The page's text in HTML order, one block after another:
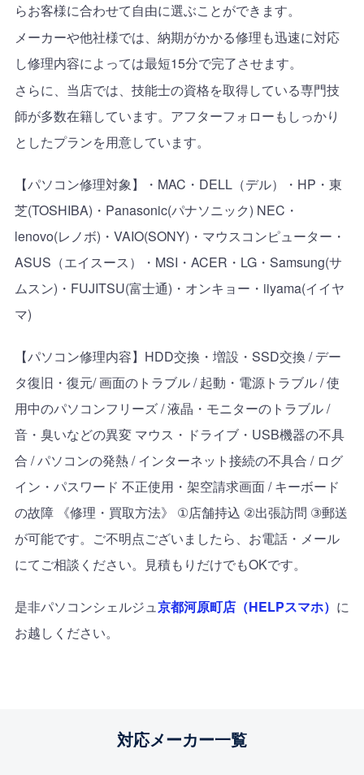
らお客様に合わせて自由に選ぶことができます。
メーカーや他社様では、納期がかかる修理も迅速に対応
し修理内容によっては最短15分で完了させます。
さらに、当店では、技能士の資格を取得している専門技
師が多数在籍しています。アフターフォローもしっかり
としたプランを用意しています。
【パソコン修理対象】・ MAC ・ DELL（デル）・ HP ・東
芝(TOSHIBA) ・ Panasonic(パナソニック) NEC ・
lenovo(レノボ) ・ VAIO(SONY) ・マウスコンピューター・
ASUS （エイスース）・ MSI ・ ACER ・ LG・ Samsung(サ
ムスン) ・ FUJITSU(富士通) ・オンキョー・ iiyama(イイヤ
マ)
【パソコン修理内容】 HDD交換・増設・ SSD交換 /デー
タ復旧・復元/画面のトラブル/起動・電源トラブル/使
用中のパソコンフリーズ/液晶・モニターのトラブル/
音・臭いなどの異変 マウス・ドライブ・ USB機器の不具
合 /パソコンの発熱/インターネット接続の不具合 / ログ
イン・パスワード 不正使用・架空請求画面/キーボード
の故障 《修理・買取方法》
①店舗持込 ②出張訪問 ③郵送
が可能です。ご不明点ございましたら、お電話・メール
にてご相談ください。見積もりだけでもOKです。
是非パソコンシェルジュ京都河原町店（HELPスマホ） に
お越しください。
対応メーカー一覧